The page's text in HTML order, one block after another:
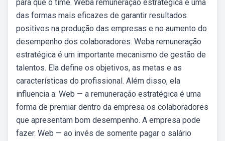
para que o time. Weba remuneração estratégica é uma
das formas mais eficazes de garantir resultados
positivos na produção das empresas e no aumento do
desempenho dos colaboradores. Weba remuneração
estratégica é um importante mecanismo de gestão de
talentos. Ela define os objetivos, as metas e as
características do profissional. Além disso, ela
influencia a. Web — a remuneração estratégica é uma
forma de premiar dentro da empresa os colaboradores
que apresentam bom desempenho. A empresa pode
fazer. Web — ao invés de somente pagar o salário